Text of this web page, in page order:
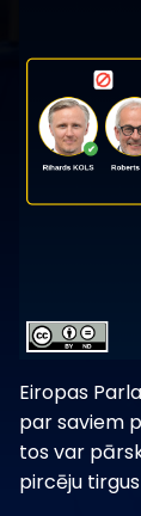
Eiropas
par saviem
tos var
pircēju